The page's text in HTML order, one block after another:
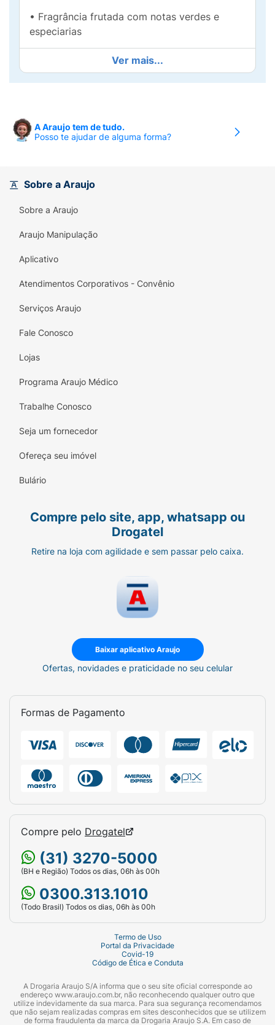
• Fragrância frutada com notas verdes e
especiarias
• Protegido e perfumado o dia todo
• Embalagem econômica
bactérias que causam o mau odor corporal: S.
EPIDERMIDIS, S. HOMINIS, C. MUCIFACIENS,
Ver mais...
A Araujo tem de tudo.
Posso te ajudar de alguma forma?
Sobre a Araujo
Sobre a Araujo
Araujo Manipulação
Aplicativo
Atendimentos Corporativos - Convênio
Serviços Araujo
Fale Conosco
Lojas
Programa Araujo Médico
Trabalhe Conosco
Seja um fornecedor
Ofereça seu imóvel
Bulário
Compre pelo site, app, whatsapp ou
Drogatel
Retire na loja com agilidade e sem passar pelo caixa.
Baixar aplicativo Araujo
Ofertas, novidades e praticidade no seu celular
Formas de Pagamento
Compre pelo Drogatel
(31) 3270-5000
(BH e Região) Todos os dias, 06h às 00h
0300.313.1010
(Todo Brasil) Todos os dias, 06h às 00h
Termo de Uso
Portal da Privacidade
Covid-19
Código de Ética e Conduta
A Drogaria Araujo S/A informa que o seu site oficial corresponde ao
endereço www.araujo.com.br, não reconhecendo qualquer outro que
utilize indevidamente da sua marca. Para sua segurança recomendamos
que não sejam realizadas compras em sites desconhecidos que se utilizem
de forma fraudulenta da marca da Drogaria Araujo S.A. Em caso de